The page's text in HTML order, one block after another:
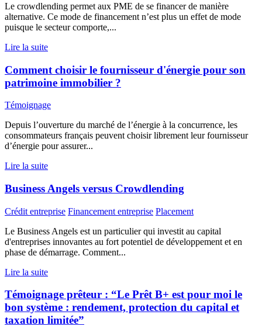
Le crowdlending permet aux PME de se financer de manière
alternative. Ce mode de financement n’est plus un effet de mode
puisque le secteur comporte,...
Lire la suite
Comment choisir le fournisseur d'énergie pour son
patrimoine immobilier ?
Témoignage
Depuis l’ouverture du marché de l’énergie à la concurrence, les
consommateurs français peuvent choisir librement leur fournisseur
d’énergie pour assurer...
Lire la suite
Business Angels versus Crowdlending
Crédit entreprise Financement entreprise Placement
Le Business Angels est un particulier qui investit au capital
d'entreprises innovantes au fort potentiel de développement et en
phase de démarrage. Comment...
Lire la suite
Témoignage prêteur : “Le Prêt B+ est pour moi le
bon système : rendement, protection du capital et
taxation limitée”